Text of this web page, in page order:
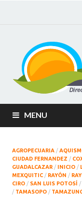
MENU
AGROPECUARIA /
CIUDAD FERNANDEZ /
GUADALCAZAR / INICIO /
MEXQUITIC / RAYÓN /
CIRO / SAN LUIS POTOSÍ /
/ TAMASOPO /